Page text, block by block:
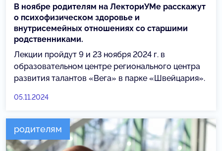
В ноябре родителям на ЛекториУМе расскажут
о психофизическом здоровье и
внутрисемейных отношениях со старшими
родственниками.
Лекции пройдут 9 и 23 ноября 2024 г. в
образовательном центре регионального центра
развития талантов «Вега» в парке «Швейцария».
05.11.2024
родителям